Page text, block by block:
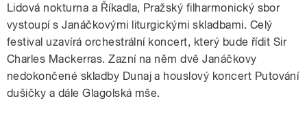
Lidová nokturna a Říkadla, Pražský filharmonický sbor
vystoupí s Janáčkovými liturgickými skladbami. Celý
festival uzavírá orchestrální koncert, který bude řídit Sir
Charles Mackerras. Zazní na něm dvě Janáčkovy
nedokončené skladby Dunaj a houslový koncert Putování
dušičky a dále Glagolská mše.